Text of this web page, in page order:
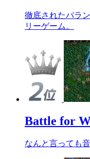
徹底されたバラ
リーゲーム。
Battle for
なんと言っても